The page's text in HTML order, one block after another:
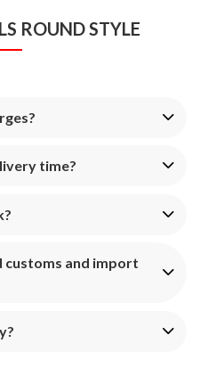
ROUND STYLE
time?
customs and import